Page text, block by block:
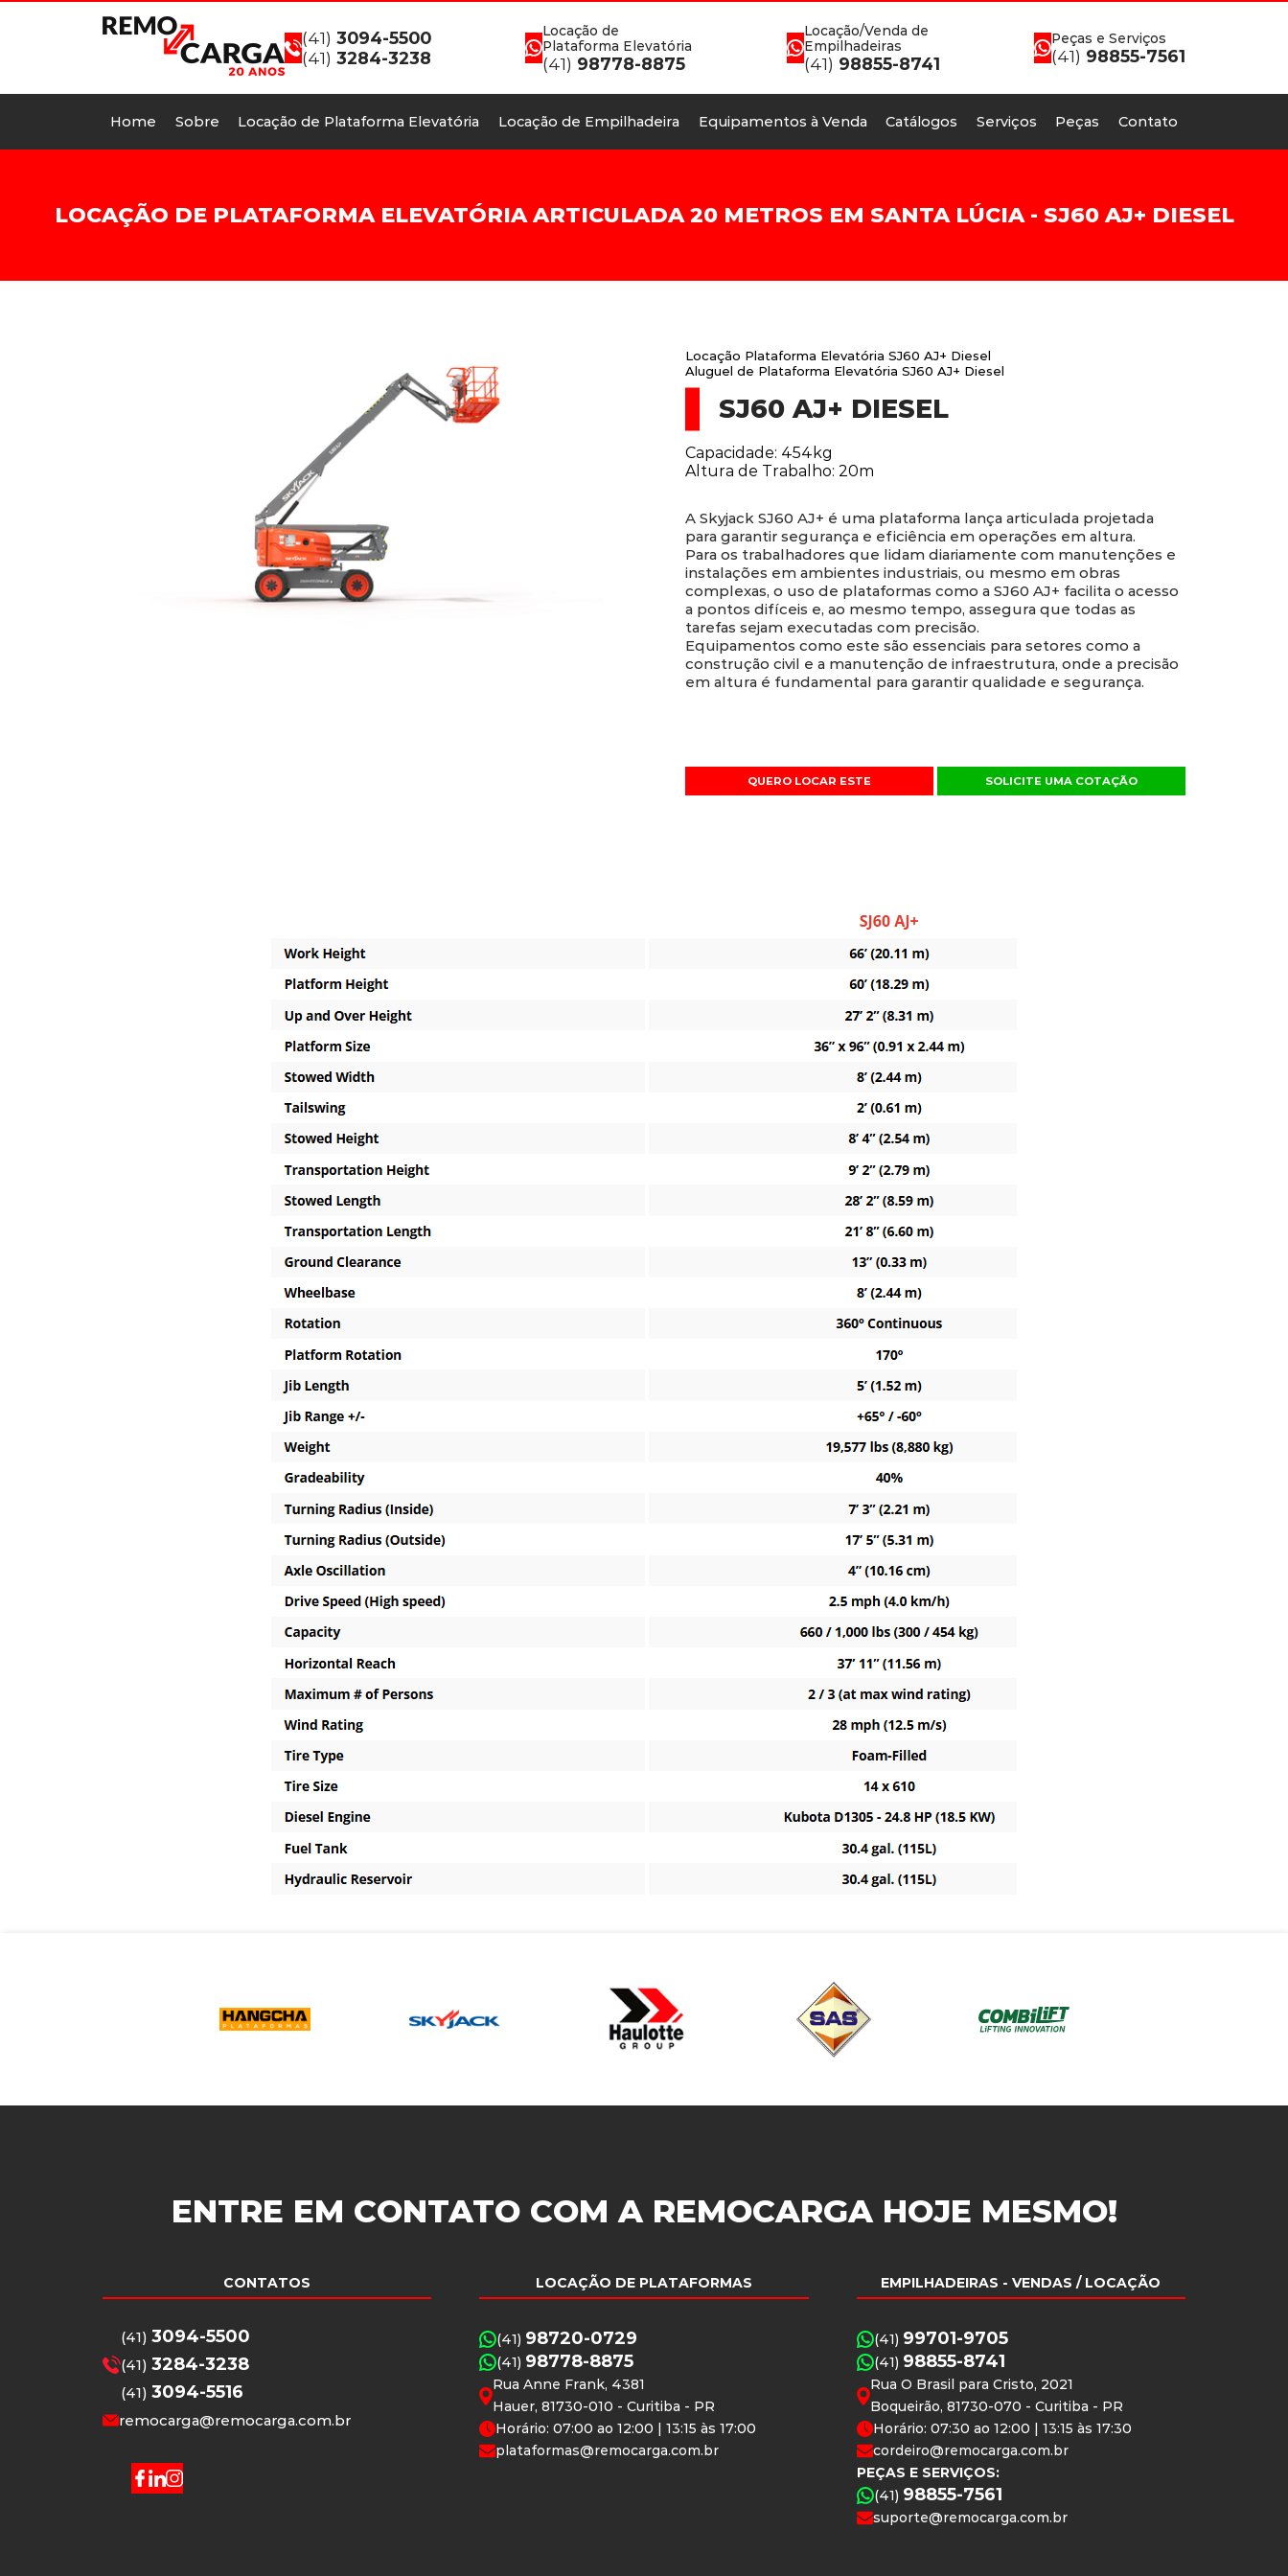
(41) 3094-5500
(41) 3284-3238
Locação de
Plataforma Elevatória
(41) 98778-8875
Locação/Venda de
Empilhadeiras
(41) 98855-8741
Peças e Serviços
(41) 98855-7561
Home Sobre Locação de Plataforma Elevatória Locação de Empilhadeira Equipamentos à Venda Catálogos Serviços Peças Contato
LOCAÇÃO DE PLATAFORMA ELEVATÓRIA ARTICULADA 20 METROS EM SANTA LÚCIA - SJ60 AJ+ DIESEL
Locação Plataforma Elevatória SJ60 AJ+ Diesel
Aluguel de Plataforma Elevatória SJ60 AJ+ Diesel
SJ60 AJ+ DIESEL
Capacidade: 454kg
Altura de Trabalho: 20m
A Skyjack SJ60 AJ+ é uma plataforma lança articulada projetada
para garantir segurança e eficiência em operações em altura.
Para os trabalhadores que lidam diariamente com manutenções e
instalações em ambientes industriais, ou mesmo em obras
complexas, o uso de plataformas como a SJ60 AJ+ facilita o acesso
a pontos difíceis e, ao mesmo tempo, assegura que todas as
tarefas sejam executadas com precisão.
Equipamentos como este são essenciais para setores como a
construção civil e a manutenção de infraestrutura, onde a precisão
em altura é fundamental para garantir qualidade e segurança.
QUERO LOCAR ESTE SOLICITE UMA COTAÇÃO
ENTRE EM CONTATO COM A REMOCARGA HOJE MESMO!
CONTATOS
(41) 3094-5500
(41) 3284-3238
(41) 3094-5516
remocarga@remocarga.com.br
LOCAÇÃO DE PLATAFORMAS
(41) 98720-0729
(41) 98778-8875
Rua Anne Frank, 4381
Hauer, 81730-010 - Curitiba - PR
Horário: 07:00 ao 12:00 | 13:15 às 17:00
plataformas@remocarga.com.br
EMPILHADEIRAS - VENDAS / LOCAÇÃO
(41) 99701-9705
(41) 98855-8741
Rua O Brasil para Cristo, 2021
Boqueirão, 81730-070 - Curitiba - PR
Horário: 07:30 ao 12:00 | 13:15 às 17:30
cordeiro@remocarga.com.br
PEÇAS E SERVIÇOS:
(41) 98855-7561
suporte@remocarga.com.br